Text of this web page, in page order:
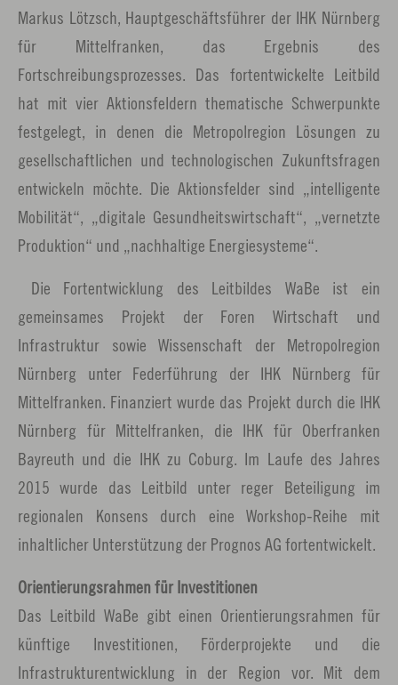
Markus Lötzsch, Hauptgeschäftsführer der IHK Nürnberg
für Mittelfranken, das Ergebnis des
Fortschreibungsprozesses. Das fortentwickelte Leitbild
hat mit vier Aktionsfeldern thematische Schwerpunkte
festgelegt, in denen die Metropolregion Lösungen zu
gesellschaftlichen und technologischen Zukunftsfragen
entwickeln möchte. Die Aktionsfelder sind „intelligente
Mobilität“, „digitale Gesundheitswirtschaft“, „vernetzte
Produktion“ und „nachhaltige Energiesysteme“.
Die Fortentwicklung des Leitbildes WaBe ist ein
gemeinsames Projekt der Foren Wirtschaft und
Infrastruktur sowie Wissenschaft der Metropolregion
Nürnberg unter Federführung der IHK Nürnberg für
Mittelfranken. Finanziert wurde das Projekt durch die IHK
Nürnberg für Mittelfranken, die IHK für Oberfranken
Bayreuth und die IHK zu Coburg. Im Laufe des Jahres
2015 wurde das Leitbild unter reger Beteiligung im
regionalen Konsens durch eine Workshop-Reihe mit
inhaltlicher Unterstützung der Prognos AG fortentwickelt.
Orientierungsrahmen für Investitionen
Das Leitbild WaBe gibt einen Orientierungsrahmen für
künftige Investitionen, För­derprojekte und die
Infrastrukturentwicklung in der Region vor. Mit dem